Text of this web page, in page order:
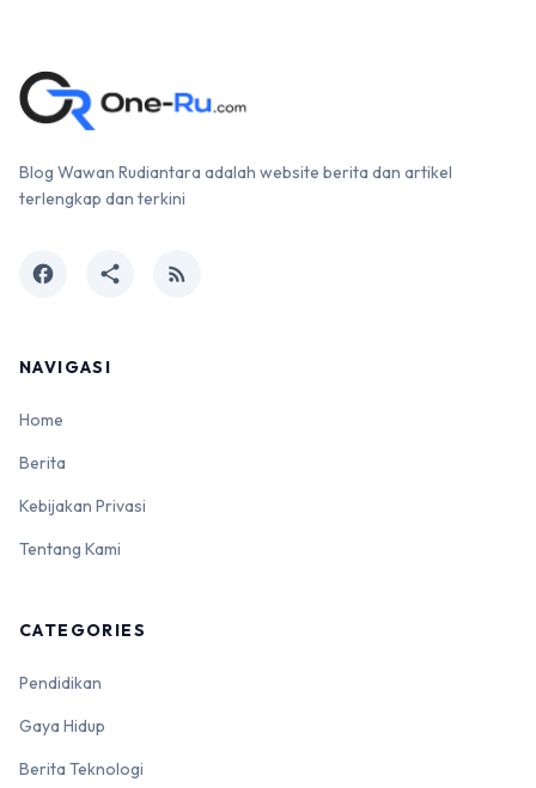
Blog Wawan Rudiantara adalah website berita dan artikel
terlengkap dan terkini
facebook share rss_feed
NAVIGASI
Home
Berita
Kebijakan Privasi
Tentang Kami
CATEGORIES
Pendidikan
Gaya Hidup
Berita Teknologi